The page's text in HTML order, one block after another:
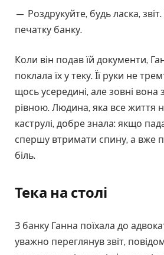
— Роздрукуйте, будь ласка, звіт.
печатку банку.
Коли він подав їй документи,
поклала їх у теку. Її руки не
щось усередині, але зовні вона
рівною. Людина, яка все життя
каструлі, добре знала: якщо
спершу втримати спину, а вже
біль.
Тека на столі
З банку Ганна поїхала до
уважно переглянув звіт,